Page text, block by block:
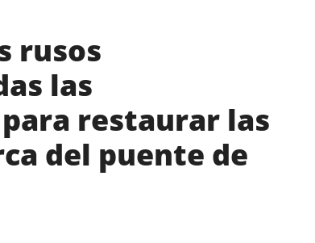
Entrevistas
Fotos
rusos
las
restaurar las
del puente de